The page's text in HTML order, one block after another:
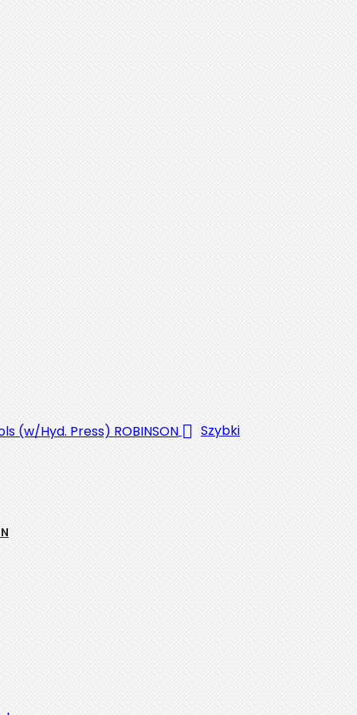
 Szybki